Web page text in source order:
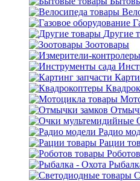
Другие
Зоотовары
Радио
Рации